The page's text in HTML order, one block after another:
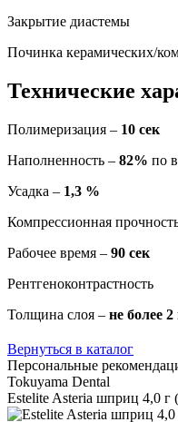
Закрытие диастемы
Починка керамических/
Технические
Полимеризация – 10 сек
Наполненность – 82% по
Усадка – 1,3 %
Компрессионная
Рабочее время – 90 сек
Рентгеноконтрастность
Толщина слоя – не более
Вернуться в каталог
Персональные
Tokuyama Dental
Estelite Asteria шприц 4,0 г